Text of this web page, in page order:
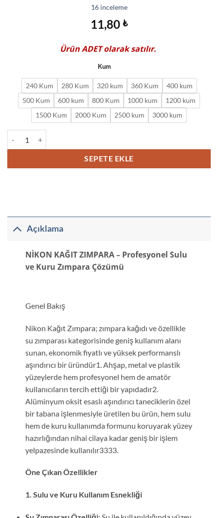
16
müşteri
puanına
dayanarak
5
puan
16inceleme
11,80 ₺
ÜrünADETolarak satılır.
Kum
240 Kum 280 Kum 320 kum 360 Kum
400 kum
500 Kum
600 kum 800 Kum 1000 kum
1200 kum
1500 Kum
2000 Kum 2500 kum 3000 kum
SEPETE EKLE
Açıklama
NİKON KAĞIT ZIMPARA – Profesyonel Sulu
ve Kuru Zımpara Çözümü
Genel Bakış
Nikon Kağıt Zımpara; zımpara kağıdı ve özellikle
su zımparası kategorisinde geniş kullanım alanı
sunan, ekonomik fiyatlı ve yüksek performanslı
aşındırıcı bir üründür1. Ahşap, metal ve plastik
yüzeylerde hem profesyonel hem de amatör
kullanıcıların tercih ettiği bir yapıdadır2.
Alüminyum oksit esaslı aşındırıcı taneciklerin özel
bir tabana işlenmesiyle üretilen bu ürün, hem sulu
hem de kuru kullanımda formunu koruyarak yüzey
hazırlığından nihai cilaya kadar geniş bir işlem
yelpazesinde kullanılır3333.
Öne Çıkan Özellikler
1. Sulu ve Kuru Kullanım Esnekliği